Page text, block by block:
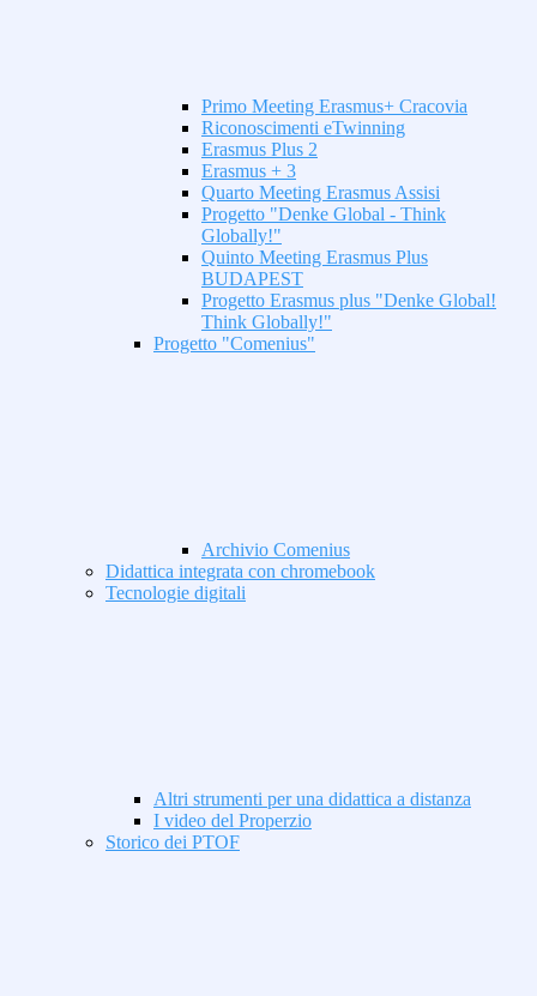
Primo Meeting Erasmus+ Cracovia
Riconoscimenti eTwinning
Erasmus Plus 2
Erasmus + 3
Quarto Meeting Erasmus Assisi
Progetto "Denke Global - Think
Globally!"
Quinto Meeting Erasmus Plus
BUDAPEST
Progetto Erasmus plus "Denke Global!
Think Globally!"
Progetto "Comenius"
Archivio Comenius
Didattica integrata con chromebook
Tecnologie digitali
Altri strumenti per una didattica a distanza
I video del Properzio
Storico dei PTOF